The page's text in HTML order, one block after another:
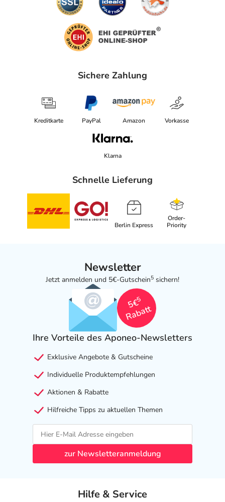
Sichere Zahlung
Kreditkarte PayPal Amazon Vorkasse
Klarna
Schnelle Lieferung
Berlin Express
Order-
Priority
Newsletter
Jetzt anmelden und 5€-Gutschein5 sichern!
5€
5
Rabatt
Ihre Vorteile des Aponeo-Newsletters
Exklusive Angebote & Gutscheine
Individuelle Produktempfehlungen
Aktionen & Rabatte
Hilfreiche Tipps zu aktuellen Themen
zur Newsletteranmeldung
Hilfe & Service